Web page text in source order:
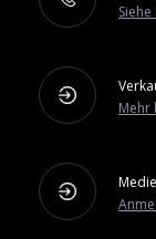
Siehe
Mehr